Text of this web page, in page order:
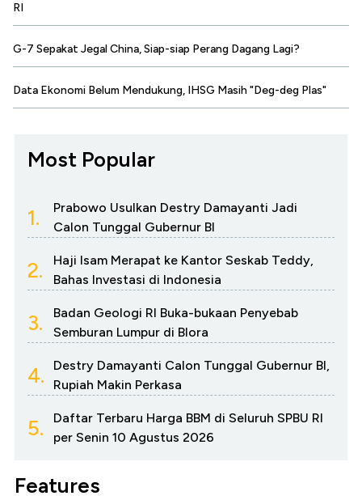
RI
G-7 Sepakat Jegal China, Siap-siap Perang Dagang Lagi?
Data Ekonomi Belum Mendukung, IHSG Masih "Deg-deg Plas"
Most Popular
1.
Prabowo Usulkan Destry Damayanti Jadi
Calon Tunggal Gubernur BI
2.
Haji Isam Merapat ke Kantor Seskab Teddy,
Bahas Investasi di Indonesia
3.
Badan Geologi RI Buka-bukaan Penyebab
Semburan Lumpur di Blora
4.
Destry Damayanti Calon Tunggal Gubernur BI,
Rupiah Makin Perkasa
5.
Daftar Terbaru Harga BBM di Seluruh SPBU RI
per Senin 10 Agustus 2026
Features